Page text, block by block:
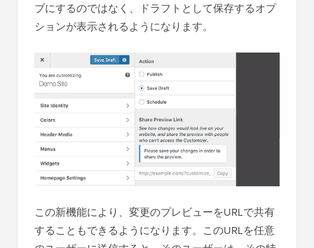
ブにするのではなく、ドラフトとして保存するオプ
ションが表示されるようになります。
この新機能により、変更のプレビューをURLで共有
することもできるようになります。このURLを任意